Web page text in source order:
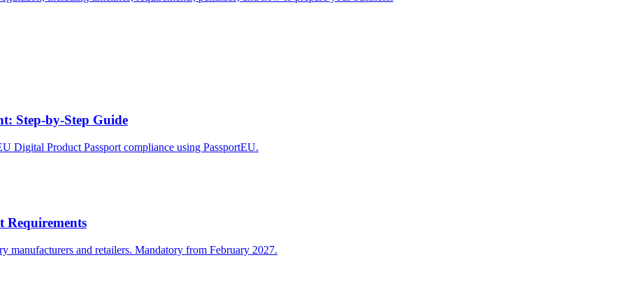
Step-by-Step Guide
Digital Product Passport compliance using PassportEU.
Requirements
manufacturers and retailers. Mandatory from February 2027.